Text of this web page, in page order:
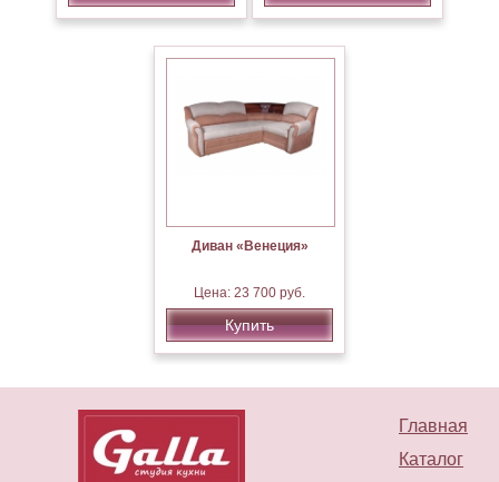
Диван «Венеция»
Цена: 23 700 руб.
Купить
Главная
Каталог